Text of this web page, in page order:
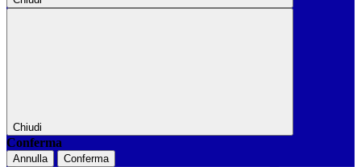
Chiudi
Conferma
Annulla Conferma